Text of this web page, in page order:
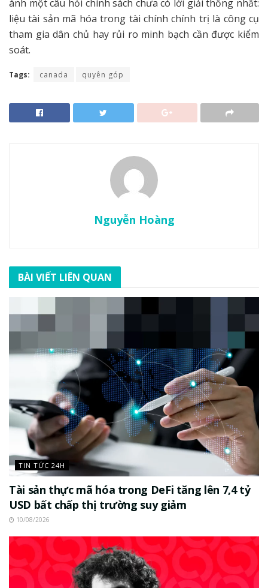
ánh một câu hỏi chính sách chưa có lời giải thống nhất:
liệu tài sản mã hóa trong tài chính chính trị là công cụ
tham gia dân chủ hay rủi ro minh bạch cần được kiểm
soát.
Tags: canada quyên góp
Nguyễn Hoàng
BÀI VIẾT LIÊN QUAN
TIN TỨC 24H
Tài sản thực mã hóa trong DeFi tăng lên 7,4 tỷ
USD bất chấp thị trường suy giảm
10/08/2026